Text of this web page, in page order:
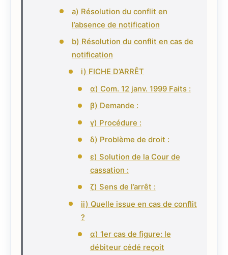
a) Résolution du conflit en
l’absence de notification
b) Résolution du conflit en cas de
notification
i) FICHE D’ARRÊT
α) Com. 12 janv. 1999 Faits :
β) Demande :
γ) Procédure :
δ) Problème de droit :
ε) Solution de la Cour de
cassation :
ζ) Sens de l’arrêt :
ii) Quelle issue en cas de conflit
?
α) 1er cas de figure: le
débiteur cédé reçoit